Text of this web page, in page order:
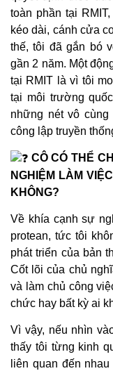
toàn phần tại
kéo dài, cánh cửa
thế, tôi đã gắn bó
gần 2 năm. Một
tại RMIT là vì tôi
tại môi trường
những nét vô
công lập truyền
CÔ CÓ THỂ
NGHIỆM LÀM
KHÔNG?
Về khía cạnh sự
protean, tức tôi
phát triển của bản
Cốt lõi của chủ
và làm chủ công
chức hay bất kỳ ai
Vì vậy, nếu nhìn
thấy tôi từng kinh
liên quan đến